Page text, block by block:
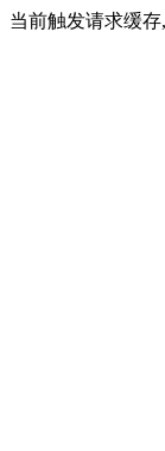
当前触发请求缓